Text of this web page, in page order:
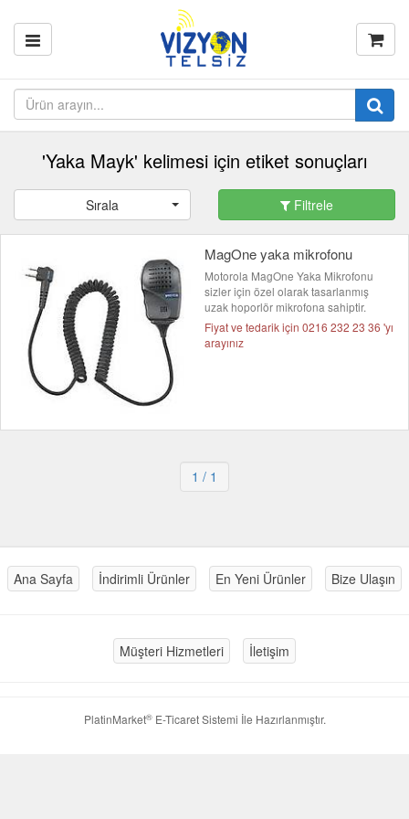
'Yaka Mayk' kelimesi için etiket sonuçları
Sırala Filtrele
MagOne yaka mikrofonu
Motorola MagOne Yaka Mikrofonu
sizler için özel olarak tasarlanmış
uzak hoporlör mikrofona sahiptir.
Fiyat ve tedarik için 0216 232 23 36 'yı
arayınız
1 / 1
Ana Sayfa İndirimli Ürünler En Yeni Ürünler Bize Ulaşın
Müşteri Hizmetleri İletişim
PlatinMarket®E-Ticaret Sistemi İle Hazırlanmıştır.